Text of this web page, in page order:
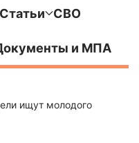
СВО
и МПА
ищут молодого